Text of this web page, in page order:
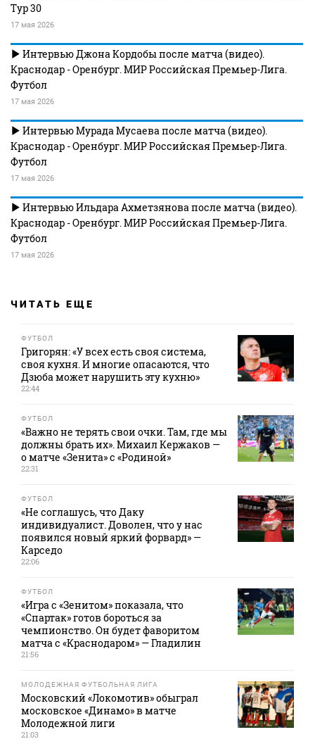
Тур 30
17 мая 2026
Интервью Джона Кордобы после матча (видео).
Краснодар - Оренбург. МИР Российская Премьер-Лига.
Футбол
17 мая 2026
Интервью Мурада Мусаева после матча (видео).
Краснодар - Оренбург. МИР Российская Премьер-Лига.
Футбол
17 мая 2026
Интервью Ильдара Ахметзянова после матча (видео).
Краснодар - Оренбург. МИР Российская Премьер-Лига.
Футбол
17 мая 2026
ЧИТАТЬ ЕЩЕ
ФУТБОЛ
Григорян: «У всех есть своя система,
своя кухня. И многие опасаются, что
Дзюба может нарушить эту кухню»
22:44
ФУТБОЛ
«Важно не терять свои очки. Там, где мы
должны брать их». Михаил Кержаков —
о матче «Зенита» с «Родиной»
22:31
ФУТБОЛ
«Не соглашусь, что Даку
индивидуалист. Доволен, что у нас
появился новый яркий форвард» —
Карседо
22:06
ФУТБОЛ
«Игра с «Зенитом» показала, что
«Спартак» готов бороться за
чемпионство. Он будет фаворитом
матча с «Краснодаром» — Гладилин
21:56
МОЛОДЕЖНАЯ ФУТБОЛЬНАЯ ЛИГА
Московский «Локомотив» обыграл
московское «Динамо» в матче
Молодежной лиги
21:03